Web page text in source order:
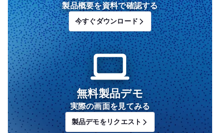
製品概要を資料で確認する
今すぐダウンロード
無料製品デモ
実際の画面を見てみる
製品デモをリクエスト